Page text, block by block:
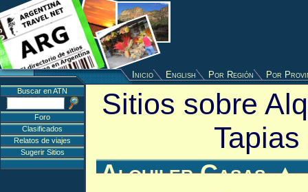
Inicio English Por Región Por
Sitios sobre
Alquiler Casas▲
Buscar en ATN
Foro
Clasificados
Relatos de viajes
Sugerir Sitios